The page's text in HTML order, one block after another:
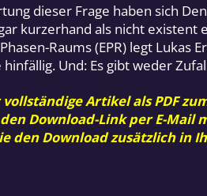
dieser Frage haben sich
kurzerhand als nicht
Raums (EPR) legt
Und: Es gibt weder
Artikel als PDF
Download-Link per E-Mail
den Download zusätzlich in